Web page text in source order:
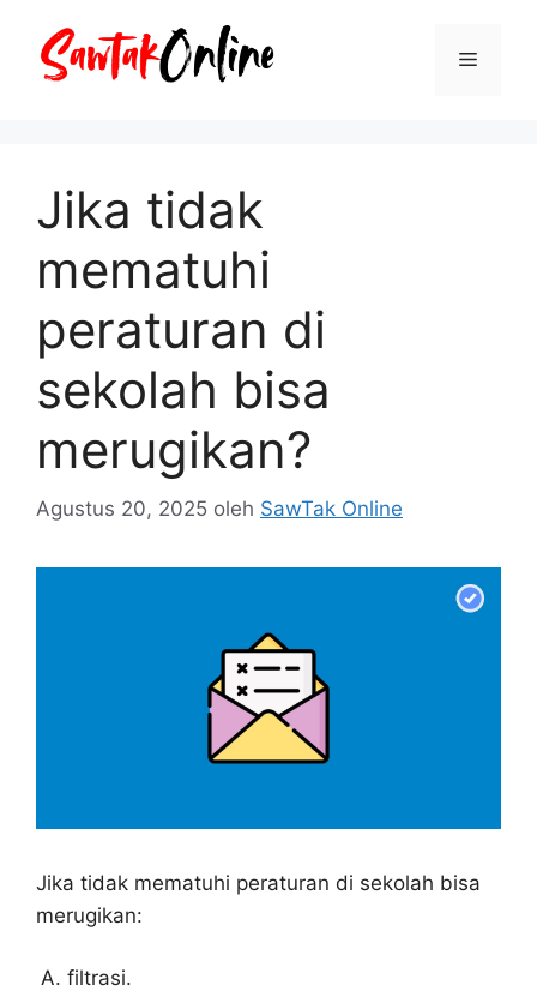
Menu
Jika tidak
mematuhi
peraturan di
sekolah bisa
merugikan?
Agustus 20, 2025 oleh SawTak Online
Jika tidak mematuhi peraturan di sekolah bisa
merugikan:
filtrasi.